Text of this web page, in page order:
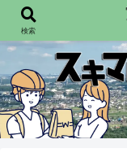
配達員
検索